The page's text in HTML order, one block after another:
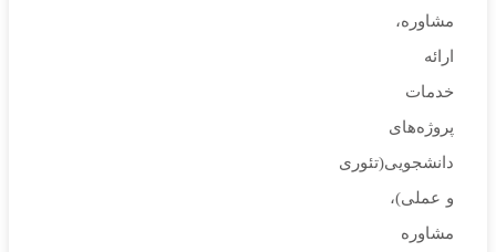
مشاوره‌،
ارائه
خدمات
پروژه‌های‌
دانشجویی(تئوری
و عملی)،
مشاوره